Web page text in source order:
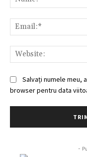
Salvați numele meu,
browser pentru data
-